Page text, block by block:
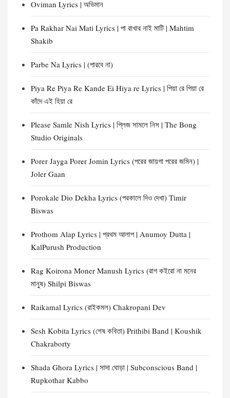
Oviman Lyrics | অভিমান
Pa Rakhar Nai Mati Lyrics | পা রাখার নাই মাটি | Mahtim
Shakib
Parbe Na Lyrics | (পারবে না)
Piya Re Piya Re Kande Ei Hiya re Lyrics | পিয়া রে পিয়া রে
কাঁদে এই হিয়া রে
Please Samle Nish Lyrics | প্লিজ সামলে নিস | The Bong
Studio Originals
Porer Jayga Porer Jomin Lyrics (পরের জায়গা পরের জমিন) |
Joler Gaan
Porokale Dio Dekha Lyrics (পরকালে দিও দেখা) Timir
Biswas
Prothom Alap Lyrics | প্রথম আলাপ | Anumoy Dutta |
KalPurush Production
Rag Koirona Moner Manush Lyrics (রাগ কইরো না মনের
মানুষ) Shilpi Biswas
Raikamal Lyrics (রাইকমল) Chakropani Dev
Sesh Kobita Lyrics (শেষ কবিতা) Prithibi Band | Koushik
Chakraborty
Shada Ghora Lyrics | সাদা ঘোড়া | Subconscious Band |
Rupkothar Kabbo